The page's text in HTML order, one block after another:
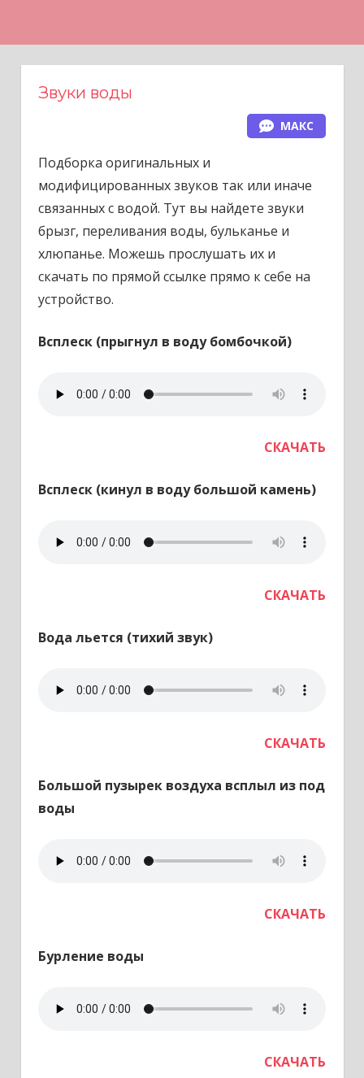
Звуки воды
МАКС
Подборка оригинальных и
модифицированных звуков так или иначе
связанных с водой. Тут вы найдете звуки
брызг, переливания воды, бульканье и
хлюпанье. Можешь прослушать их и
скачать по прямой ссылке прямо к себе на
устройство.
Всплеск (прыгнул в воду бомбочкой)
СКАЧАТЬ
Всплеск (кинул в воду большой камень)
СКАЧАТЬ
Вода льется (тихий звук)
СКАЧАТЬ
Большой пузырек воздуха всплыл из под
воды
СКАЧАТЬ
Бурление воды
СКАЧАТЬ